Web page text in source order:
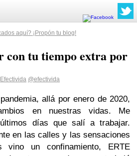
aquí? ¡Propón tu blog!
con tu tiempo extra por
Efectivida @efectivida
allá por enero de 2020,
en nuestras vidas. Me
días que salí a trabajar.
en las calles y las sensaciones
vino un confinamiento, ERTE